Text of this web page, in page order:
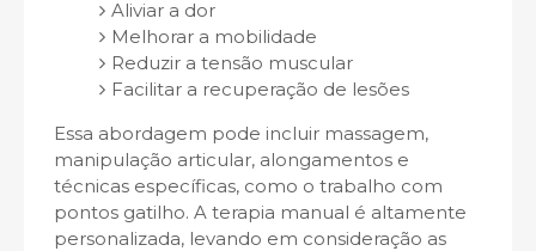
Aliviar a dor
Melhorar a mobilidade
Reduzir a tensão muscular
Facilitar a recuperação de lesões
Essa abordagem pode incluir massagem,
manipulação articular, alongamentos e
técnicas específicas, como o trabalho com
pontos gatilho. A terapia manual é altamente
personalizada, levando em consideração as